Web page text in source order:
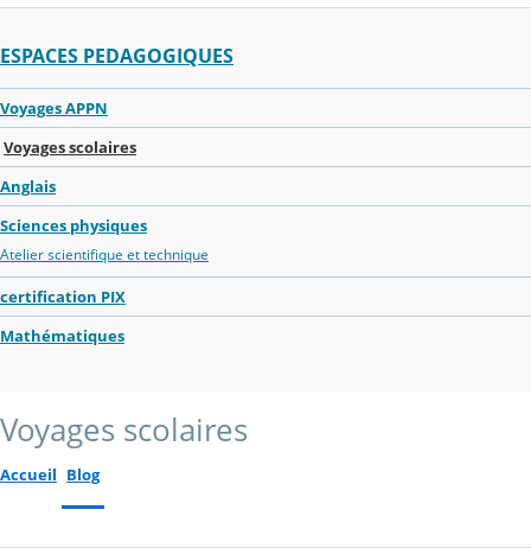
ESPACES PEDAGOGIQUES
Voyages APPN
Voyages scolaires
Anglais
Sciences physiques
Atelier scientifique et technique
certification PIX
Mathématiques
Voyages scolaires
Accueil Blog